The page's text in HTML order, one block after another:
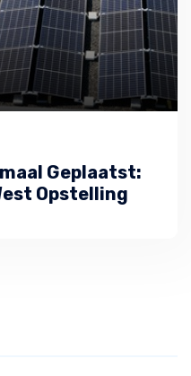
Geplaatst:
Opstelling